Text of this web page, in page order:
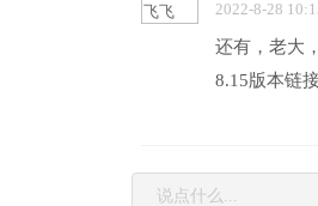
2022-8-28
还有，老大
8.15版本链